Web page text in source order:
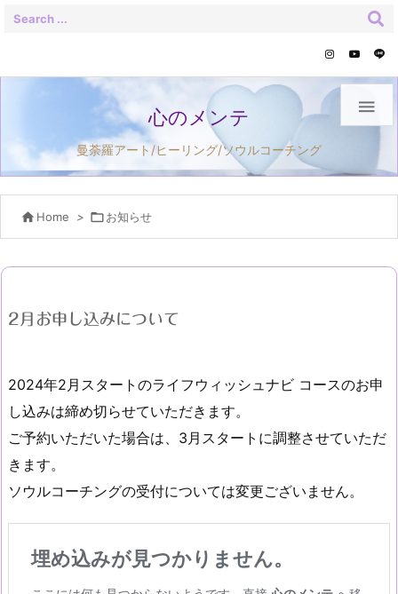

心のメンテ
曼荼羅アート/ヒーリング/ソウルコーチング
 Home > お知らせ
2月お申し込みについて
2024年2月スタートのライフウィッシュナビ コースのお申
し込みは締め切らせていただきます。
ご予約いただいた場合は、3月スタートに調整させていただ
きます。
ソウルコーチングの受付については変更ございません。